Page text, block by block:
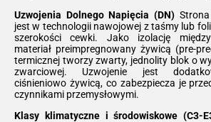
Uzwojenia Dolnego Napięcia (DN)
jest w technologii nawojowej z taśmy lub
szerokości cewki. Jako izolację
materiał preimpregnowany żywicą (pre-
termicznej tworzy zwarty, jednolity blok o
zwarciowej. Uzwojenie jest
ciśnieniowo żywicą, co zabezpiecza je
czynnikami przemysłowymi.
Klasy klimatyczne i środowiskowe (C3-